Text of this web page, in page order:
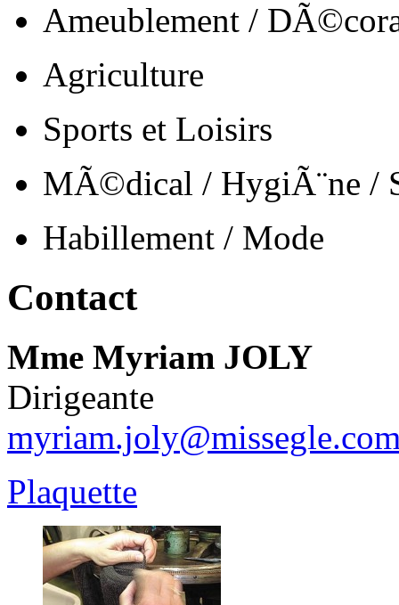
Ameublement /
Agriculture
Sports et Loisirs
MÃ©dical / HygiÃ¨ne /
Habillement / Mode
Contact
Mme Myriam JOLY
Dirigeante
Plaquette